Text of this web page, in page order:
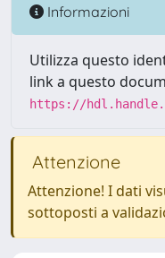
Informazioni
Utilizza questo
link a questo
https://
Attenzione
Attenzione! I dati
sottoposti a